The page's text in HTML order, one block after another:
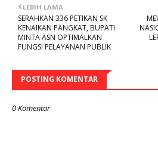
LEBIH LAMA
SERAHKAN 336 PETIKAN SK
KENAIKAN PANGKAT, BUPATI
MINTA ASN OPTIMALKAN
FUNGSI PELAYANAN PUBLIK
POSTING KOMENTAR
0 Komentar